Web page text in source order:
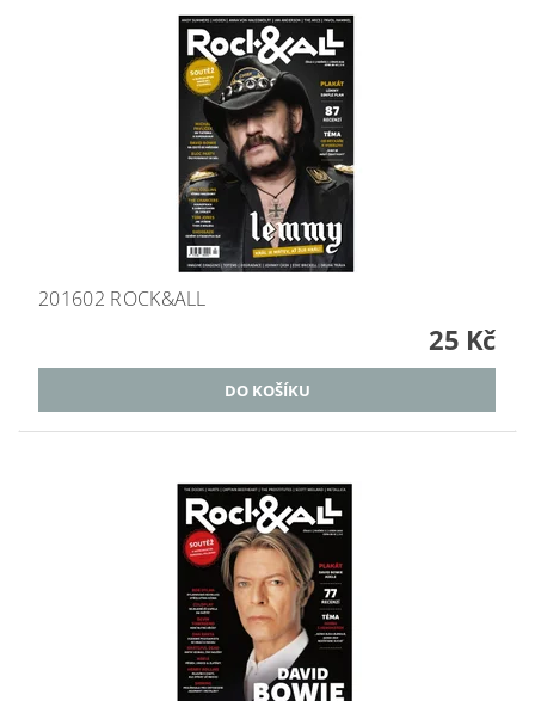
201602 ROCK&ALL
25 Kč